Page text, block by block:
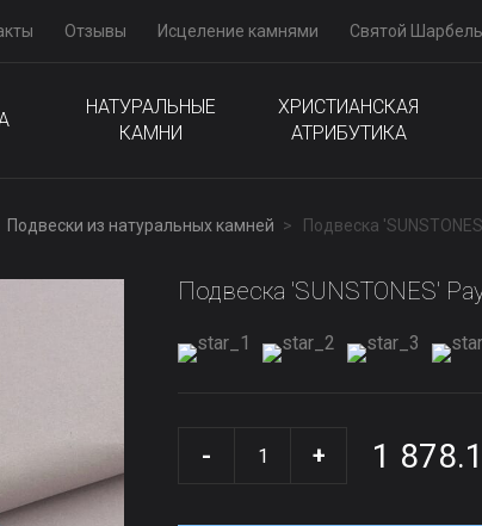
Отзывы Исцеление камнями Святой Шарбель
НАТУРАЛЬНЫЕ
КАМНИ
ХРИСТИАНСКАЯ
АТРИБУТИКА
Подвески из натуральных камней Подвеска
Подвеска 'SUNSTONES'
- + 1